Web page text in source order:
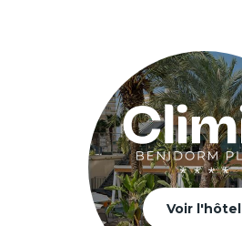
Voir l'hôtel